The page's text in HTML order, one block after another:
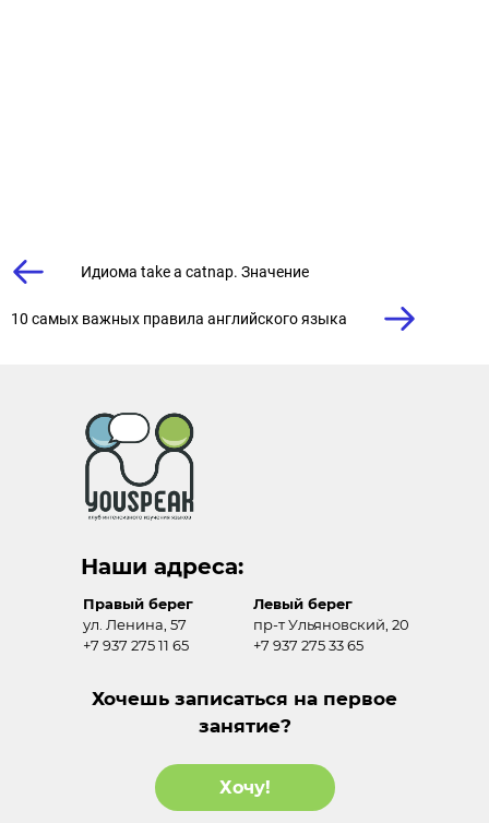
Идиома take a catnap. Значение
10 самых важных правила английского языка
Наши адреса:
Правый берег
ул. Ленина, 57
+7 937 275 11 65
Левый берег
пр-т Ульяновский, 20
+7 937 275 33 65
Хочу!
Хочешь записаться на первое
занятие?